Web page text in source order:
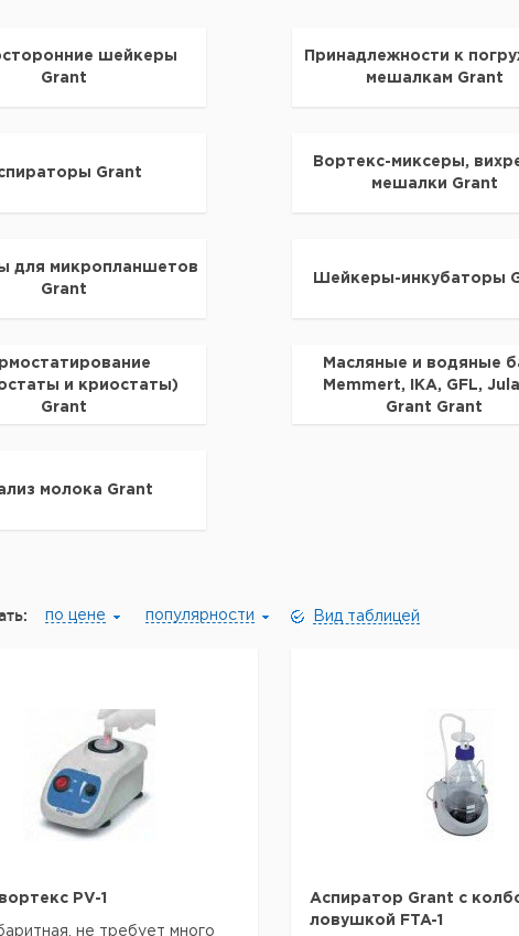
шейкеры
Grant
Принадлежности к
мешалкам Grant
Grant
Вортекс-миксеры,
мешалки Grant
для микропланшетов
Grant
Шейкеры-инкубаторы
и криостаты)
Grant
Масляные и водяные
Memmert, IKA, GFL,
Grant Grant
молока Grant
по цене популярности Вид таблицей
PV-1
не требует много
Аспиратор Grant с
ловушкой FTA-1